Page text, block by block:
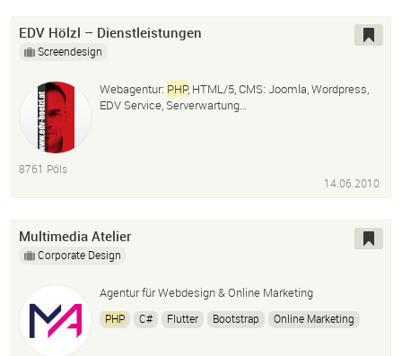
EDV Hölzl – Dienstleistungen
Screendesign
Webagentur: PHP, HTML/5, CMS: Joomla, Wordpress,
EDV Service, Serverwartung…
8761 Pöls
14.06.2010
Multimedia Atelier
Corporate Design
Agentur für Webdesign & Online Marketing
PHP C# Flutter Bootstrap
Online Marketing